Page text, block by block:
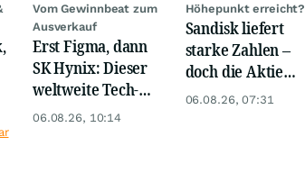
Vom Gewinnbeat zum
Ausverkauf
Erst Figma, dann
SK Hynix: Dieser
weltweite Tech-
Crash vernichtet
06.08.26, 10:14
Höhepunkt erreicht?
Sandisk liefert
starke Zahlen –
doch die Aktie
kassiert eine
06.08.26, 07:31